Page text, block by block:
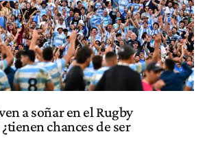
a soñar en el Rugby
chances de ser